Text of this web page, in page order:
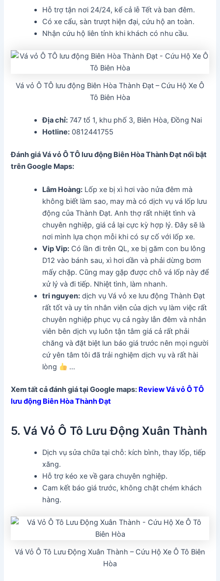
Hỗ trợ tận nơi 24/24, kể cả lễ Tết và ban đêm.
Có xe cẩu, sàn trượt hiện đại, cứu hộ an toàn.
Nhận cứu hộ liên tỉnh khi khách có nhu cầu.
Vá vỏ Ô TÔ lưu động Biên Hòa Thành Đạt – Cứu Hộ Xe Ô
Tô Biên Hòa
Địa chỉ: 747 tổ 1, khu phố 3, Biên Hòa, Đồng Nai
Hotline: 0812441755
Đánh giá Vá vỏ Ô TÔ lưu động Biên Hòa Thành Đạt nổi bật
trên Google Maps:
Lâm Hoàng: Lốp xe bị xì hơi vào nửa đêm mà
không biết làm sao, may mà có dịch vụ vá lốp lưu
động của Thành Đạt. Anh thợ rất nhiệt tình và
chuyên nghiệp, giá cả lại cực kỳ hợp lý. Đây sẽ là
nơi mình lựa chọn mỗi khi có sự cố với lốp xe.
Vip Vip: Có lần đi trên QL, xe bị găm con bu lông
D12 vào bánh sau, xì hơi dần và phải dừng bơm
mấy chặp. Cũng may gặp được chỗ vá lốp này để
xử lý và đi tiếp. Nhiệt tình, làm nhanh.
tri nguyen: dịch vụ Vá vỏ xe lưu động Thành Đạt
rất tốt và uy tín nhân viên của dịch vụ làm việc rất
chuyên nghiệp phục vụ cả ngày lẫn đêm và nhân
viên bên dịch vụ luôn tận tâm giá cả rất phải
chăng và đặt biệt lun báo giá trước nên mọi người
cứ yên tâm tôi đã trải nghiệm dịch vụ và rất hài
lòng
…
Xem tất cả đánh giá tại Google maps: Review Vá vỏ Ô TÔ
lưu động Biên Hòa Thành Đạt
5. Vá Vỏ Ô Tô Lưu Động Xuân Thành
Dịch vụ sửa chữa tại chỗ: kích bình, thay lốp, tiếp
xăng.
Hỗ trợ kéo xe về gara chuyên nghiệp.
Cam kết báo giá trước, không chặt chém khách
hàng.
Vá Vỏ Ô Tô Lưu Động Xuân Thành – Cứu Hộ Xe Ô Tô Biên
Hòa